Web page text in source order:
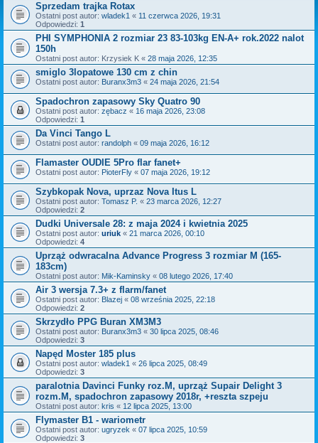
Sprzedam trajka Rotax
Ostatni post autor: wladek1 « 11 czerwca 2026, 19:31
Odpowiedzi: 1
PHI SYMPHONIA 2 rozmiar 23 83-103kg EN-A+ rok.2022 nalot
150h
Ostatni post autor: Krzysiek K « 28 maja 2026, 12:35
smiglo 3lopatowe 130 cm z chin
Ostatni post autor: Buranx3m3 « 24 maja 2026, 21:54
Spadochron zapasowy Sky Quatro 90
Ostatni post autor: zębacz « 16 maja 2026, 23:08
Odpowiedzi: 1
Da Vinci Tango L
Ostatni post autor: randolph « 09 maja 2026, 16:12
Flamaster OUDIE 5Pro flar fanet+
Ostatni post autor: PioterFly « 07 maja 2026, 19:12
Szybkopak Nova, uprzaz Nova Itus L
Ostatni post autor: Tomasz P. « 23 marca 2026, 12:27
Odpowiedzi: 2
Dudki Universale 28: z maja 2024 i kwietnia 2025
Ostatni post autor: uriuk « 21 marca 2026, 00:10
Odpowiedzi: 4
Uprząż odwracalna Advance Progress 3 rozmiar M (165-
183cm)
Ostatni post autor: Mik-Kaminsky « 08 lutego 2026, 17:40
Air 3 wersja 7.3+ z flarm/fanet
Ostatni post autor: Blazej « 08 września 2025, 22:18
Odpowiedzi: 2
Skrzydło PPG Buran XM3M3
Ostatni post autor: Buranx3m3 « 30 lipca 2025, 08:46
Odpowiedzi: 3
Napęd Moster 185 plus
Ostatni post autor: wladek1 « 26 lipca 2025, 08:49
Odpowiedzi: 3
paralotnia Davinci Funky roz.M, uprząż Supair Delight 3
rozm.M, spadochron zapasowy 2018r, +reszta szpeju
Ostatni post autor: kris « 12 lipca 2025, 13:00
Flymaster B1 - wariometr
Ostatni post autor: ugryzek « 07 lipca 2025, 10:59
Odpowiedzi: 3